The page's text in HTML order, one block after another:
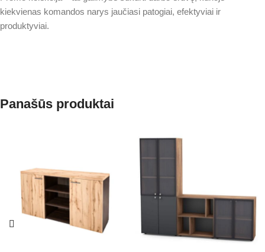
kiekvienas komandos narys jaučiasi patogiai, efektyviai ir
produktyviai.
Panašūs produktai